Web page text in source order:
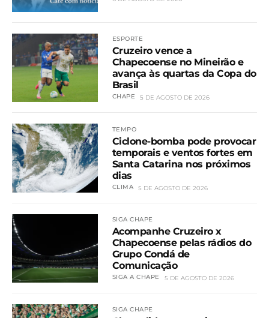
ESPORTE
Cruzeiro vence a
Chapecoense no Mineirão e
avança às quartas da Copa do
Brasil
CHAPE 5 DE AGOSTO DE 2026
TEMPO
Ciclone-bomba pode provocar
temporais e ventos fortes em
Santa Catarina nos próximos
dias
CLIMA 5 DE AGOSTO DE 2026
SIGA CHAPE
Acompanhe Cruzeiro x
Chapecoense pelas rádios do
Grupo Condá de
Comunicação
SIGA A CHAPE 5 DE AGOSTO DE 2026
SIGA CHAPE